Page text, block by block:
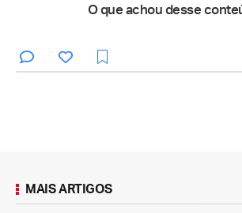
O que achou desse
MAIS ARTIGOS